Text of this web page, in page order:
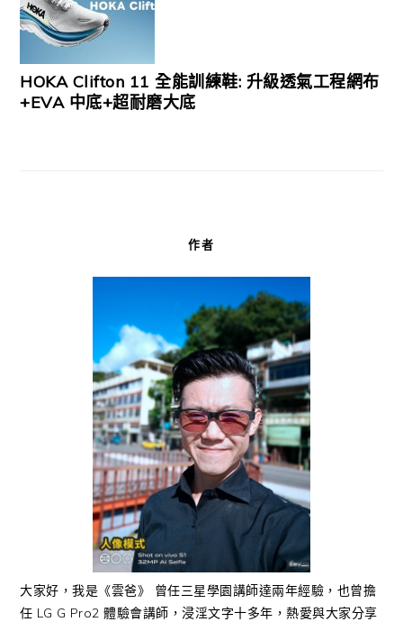
HOKA Clifton 11 全能訓練鞋: 升級透氣工程網布
+EVA 中底+超耐磨大底
作者
大家好，我是《雲爸》 曾任三星學園講師達兩年經驗，也曾擔
任 LG G Pro2 體驗會講師，浸淫文字十多年，熱愛與大家分享